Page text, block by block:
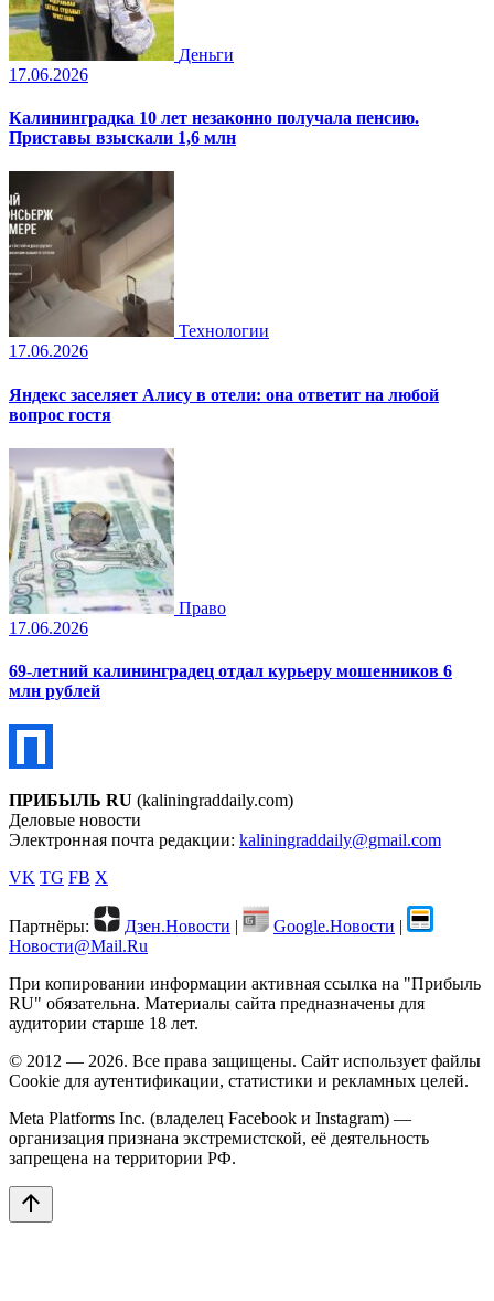
Деньги
17.06.2026
Калининградка 10 лет незаконно получала пенсию.
Приставы взыскали 1,6 млн
Технологии
17.06.2026
Яндекс заселяет Алису в отели: она ответит на любой
вопрос гостя
Право
17.06.2026
69-летний калининградец отдал курьеру мошенников 6
млн рублей
ПРИБЫЛЬ RU (kaliningraddaily.com)
Деловые новости
Электронная почта редакции: kaliningraddaily@gmail.com
VK TG FB X
Партнёры: Дзен.Новости | Google.Новости |
Новости@Mail.Ru
При копировании информации активная ссылка на "Прибыль
RU" обязательна. Материалы сайта предназначены для
аудитории старше 18 лет.
© 2012 — 2026. Все права защищены. Сайт использует файлы
Cookie для аутентификации, статистики и рекламных целей.
Meta Platforms Inc. (владелец Facebook и Instagram) —
организация признана экстремистской, её деятельность
запрещена на территории РФ.
arrow_upward